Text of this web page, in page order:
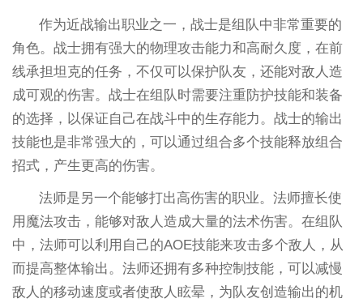
作为近战输出职业之一，战士是组队中非常重要的
角色。战士拥有强大的物理攻击能力和高耐久度，在前
线承担坦克的任务，不仅可以保护队友，还能对敌人造
成可观的伤害。战士在组队时需要注重防护技能和装备
的选择，以保证自己在战斗中的生存能力。战士的输出
技能也是非常强大的，可以通过组合多个技能释放组合
招式，产生更高的伤害。
法师是另一个能够打出高伤害的职业。法师擅长使
用魔法攻击，能够对敌人造成大量的法术伤害。在组队
中，法师可以利用自己的AOE技能来攻击多个敌人，从
而提高整体输出。法师还拥有多种控制技能，可以减慢
敌人的移动速度或者使敌人眩晕，为队友创造输出的机